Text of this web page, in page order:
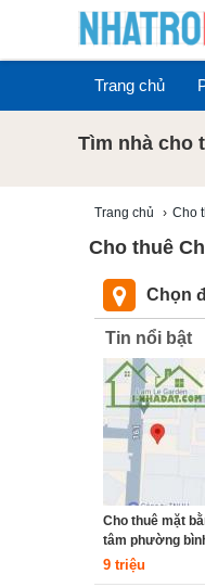
Trang chủ
Tìm nhà cho
Trang chủ › Cho
Cho thuê
Chọn
Tin nổi bật
Cho thuê mặt
tâm phường
9 triệu